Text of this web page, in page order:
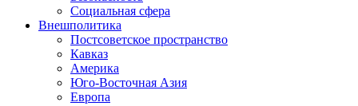
Социальная сфера
Внешполитика
Постсоветское пространство
Кавказ
Америка
Юго-Восточная Азия
Европа